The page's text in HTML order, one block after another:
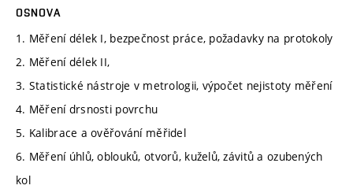
OSNOVA
1. Měření délek I, bezpečnost práce, požadavky na protokoly
2. Měření délek II,
3. Statistické nástroje v metrologii, výpočet nejistoty měření
4. Měření drsnosti povrchu
5. Kalibrace a ověřování měřidel
6. Měření úhlů, oblouků, otvorů, kuželů, závitů a ozubených
kol